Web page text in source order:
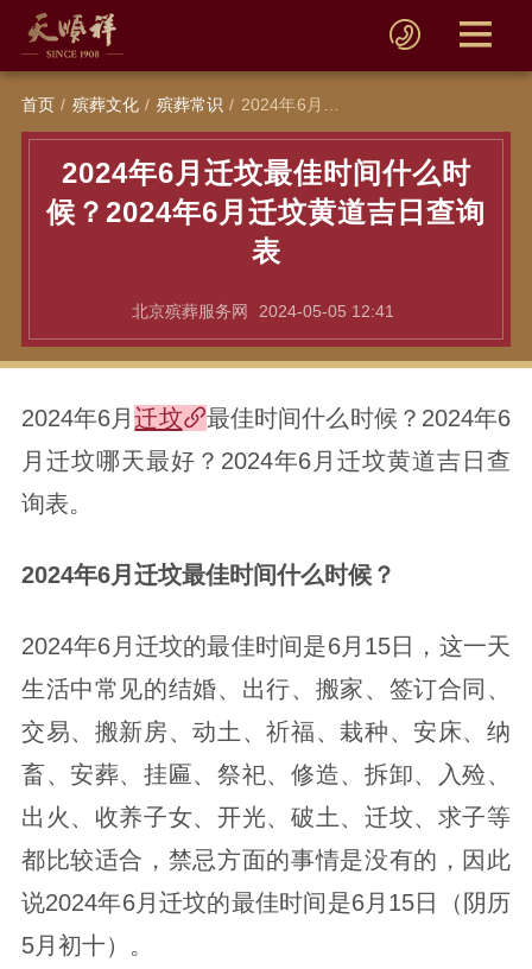
首页 殡葬文化 殡葬常识 2024年6月迁坟最佳时间什么时候？2024年6月迁坟黄道吉日查询表
2024年6月迁坟最佳时间什么时
候？2024年6月迁坟黄道吉日查询
表
北京殡葬服务网 2024-05-05 12:41
2024年6月迁坟
最佳时间什么时候？2024年6
月迁坟哪天最好？2024年6月迁坟黄道吉日查
询表。
2024年6月迁坟最佳时间什么时候？
2024年6月迁坟的最佳时间是6月15日，这一天
生活中常见的结婚、出行、搬家、签订合同、
交易、搬新房、动土、祈福、栽种、安床、纳
畜、安葬、挂匾、祭祀、修造、拆卸、入殓、
出火、收养子女、开光、破土、迁坟、求子等
都比较适合，禁忌方面的事情是没有的，因此
说2024年6月迁坟的最佳时间是6月15日（阴历
5月初十）。